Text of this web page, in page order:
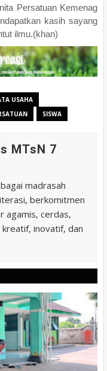
Persatuan Kemenag
kasih sayang
ilmu.(khan)
USAHA
SISWA
MTsN 7
madrasah
berkomitmen
agamis, cerdas,
inovatif, dan